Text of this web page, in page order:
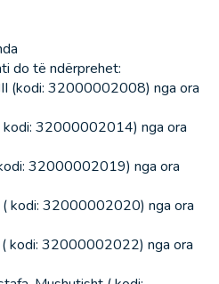
do të ndërprehet:
(kodi: 32000002008) nga ora
kodi: 32000002014) nga ora
32000002019) nga ora
kodi: 32000002020) nga ora
kodi: 32000002022) nga ora